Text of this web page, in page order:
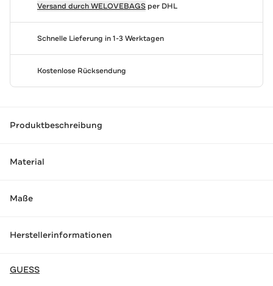
Versand durchWELOVEBAGSper DHL
Schnelle Lieferung in 1-3 Werktagen
Kostenlose Rücksendung
Produktbeschreibung
Material
Maße
Herstellerinformationen
GUESS